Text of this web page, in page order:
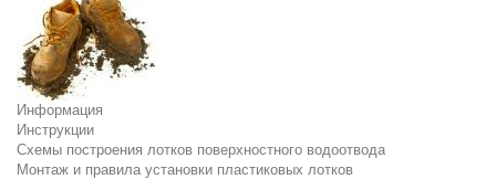
Информация
Инструкции
Схемы построения лотков поверхностного водоотвода
Монтаж и правила установки пластиковых лотков